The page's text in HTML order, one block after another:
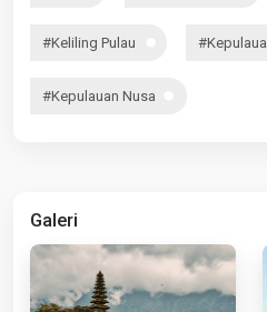
#Keliling Pulau
#Kepulauan Nusa
Galeri